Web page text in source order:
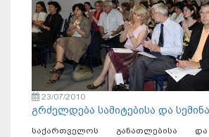
23/07/2010
გრძელდება სამიტებისა და
საქართველოს განათლებისა და